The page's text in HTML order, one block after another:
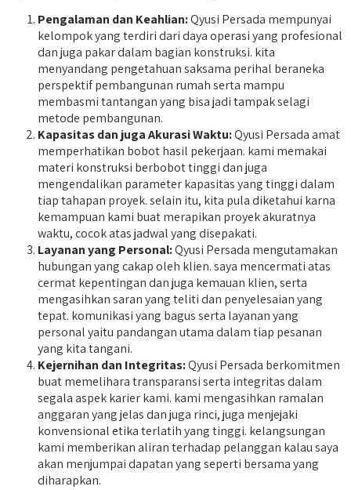
Pengalaman dan Keahlian:Qyusi Persada mempunyai
kelompok yang terdiri dari daya operasi yang profesional
dan juga pakar dalam bagian konstruksi. kita
menyandang pengetahuan saksama perihal beraneka
perspektif pembangunan rumah serta mampu
membasmi tantangan yang bisa jadi tampak selagi
metode pembangunan.
Kapasitas dan juga Akurasi Waktu:Qyusi Persada amat
memperhatikan bobot hasil pekerjaan. kami memakai
materi konstruksi berbobot tinggi dan juga
mengendalikan parameter kapasitas yang tinggi dalam
tiap tahapan proyek. selain itu, kita pula diketahui karna
kemampuan kami buat merapikan proyek akuratnya
waktu, cocok atas jadwal yang disepakati.
Layanan yang Personal:Qyusi Persada mengutamakan
hubungan yang cakap oleh klien. saya mencermati atas
cermat kepentingan dan juga kemauan klien, serta
mengasihkan saran yang teliti dan penyelesaian yang
tepat. komunikasi yang bagus serta layanan yang
personal yaitu pandangan utama dalam tiap pesanan
yang kita tangani.
Kejernihan dan Integritas:Qyusi Persada berkomitmen
buat memelihara transparansi serta integritas dalam
segala aspek karier kami. kami mengasihkan ramalan
anggaran yang jelas dan juga rinci, juga menjejaki
konvensional etika terlatih yang tinggi. kelangsungan
kami memberikan aliran terhadap pelanggan kalau saya
akan menjumpai dapatan yang seperti bersama yang
diharapkan.